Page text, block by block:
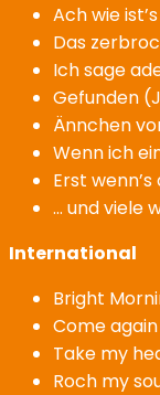
Ach wie
Das
Ich sage
Gefunden
Ännchen
Wenn ich
Erst
… und viele
International
Bright
Come
Take my
Roch my